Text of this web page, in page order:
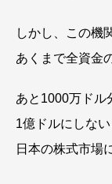
しかし、この機
あくまで全資金
あと1000万ドル
1億ドルにしない
日本の株式市場